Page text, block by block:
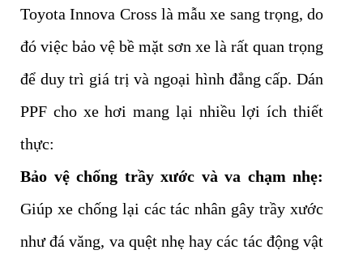
Toyota Innova Cross là mẫu xe sang trọng, do
đó việc bảo vệ bề mặt sơn xe là rất quan trọng
để duy trì giá trị và ngoại hình đẳng cấp. Dán
PPF cho xe hơi mang lại nhiều lợi ích thiết
thực:
Bảo vệ chống trầy xước và va chạm nhẹ:
Giúp xe chống lại các tác nhân gây trầy xước
như đá văng, va quệt nhẹ hay các tác động vật